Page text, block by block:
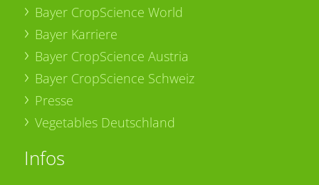
Bayer CropScience World
Bayer Karriere
Bayer CropScience Austria
Bayer CropScience Schweiz
Presse
Vegetables Deutschland
Infos